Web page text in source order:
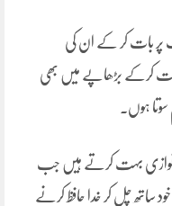
پر بات کر کے ان کی
کرکے بڑھاپے میں بھی
سوتا ہوں۔
نوازی بہت کرتے ہیں جب
ساتھ چل کر خدا حافظ کرنے